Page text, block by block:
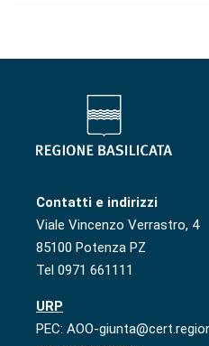
Contatti e indirizzi
Viale Vincenzo Verrastro, 4
85100 Potenza PZ
Tel 0971 661111
URP
PEC: AOO-